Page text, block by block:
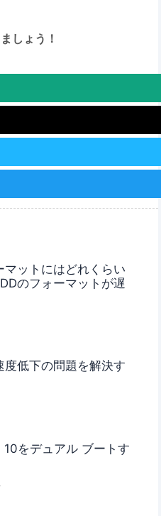
しょう！
マットにはどれくらい
のフォーマットが遅
低下の問題を解決す
をデュアル ブートす